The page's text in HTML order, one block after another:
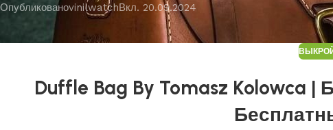
ОпубликованоvinilwatchВкл. 20.09.2024
Duffle Bag By Tomasz Kolowca